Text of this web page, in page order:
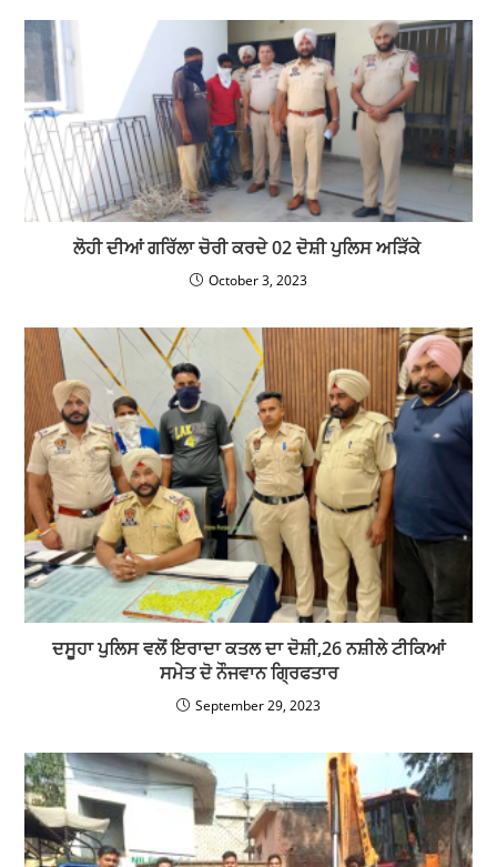
ਲੋਹੀ ਦੀਆਂ ਗਰਿੱਲਾ ਚੋਰੀ ਕਰਦੇ 02 ਦੋਸ਼ੀ ਪੁਲਿਸ ਅੜਿੱਕੇ
October 3, 2023
ਦਸੂਹਾ ਪੁਲਿਸ ਵਲੋਂ ਇਰਾਦਾ ਕਤਲ ਦਾ ਦੋਸ਼ੀ,26 ਨਸ਼ੀਲੇ ਟੀਕਿਆਂ
ਸਮੇਤ ਦੋ ਨੌਜਵਾਨ ਗ੍ਰਿਫਤਾਰ
September 29, 2023